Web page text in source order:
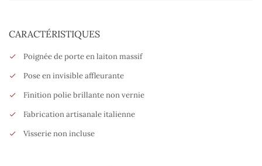
CARACTÉRISTIQUES
Poignée de porte en laiton massif
Pose en invisible affleurante
Finition polie brillante non vernie
Fabrication artisanale italienne
Visserie non incluse